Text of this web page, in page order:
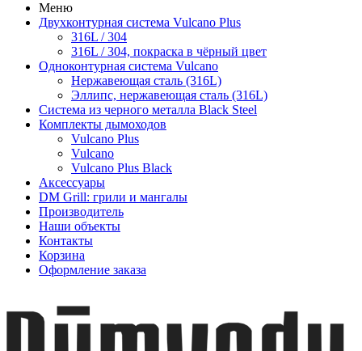
Меню
Двухконтурная система Vulcano Plus
316L / 304
316L / 304, покраска в чёрный цвет
Одноконтурная система Vulcano
Нержавеющая сталь (316L)
Эллипс, нержавеющая сталь (316L)
Система из черного металла Black Steel
Комплекты дымоходов
Vulcano Plus
Vulcano
Vulcano Plus Black
Аксессуары
DM Grill: грили и мангалы
Производитель
Наши объекты
Контакты
Корзина
Оформление заказа